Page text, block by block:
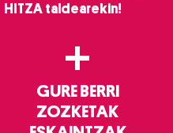
HITZA taldearekin!
+
GURE BERRI
ZOZKETAK